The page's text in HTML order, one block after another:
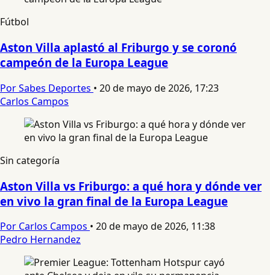
Fútbol
Aston Villa aplastó al Friburgo y se coronó
campeón de la Europa League
Por Sabes Deportes • 20 de mayo de 2026, 17:23
Carlos Campos
Sin categoría
Aston Villa vs Friburgo: a qué hora y dónde ver
en vivo la gran final de la Europa League
Por Carlos Campos • 20 de mayo de 2026, 11:38
Pedro Hernandez